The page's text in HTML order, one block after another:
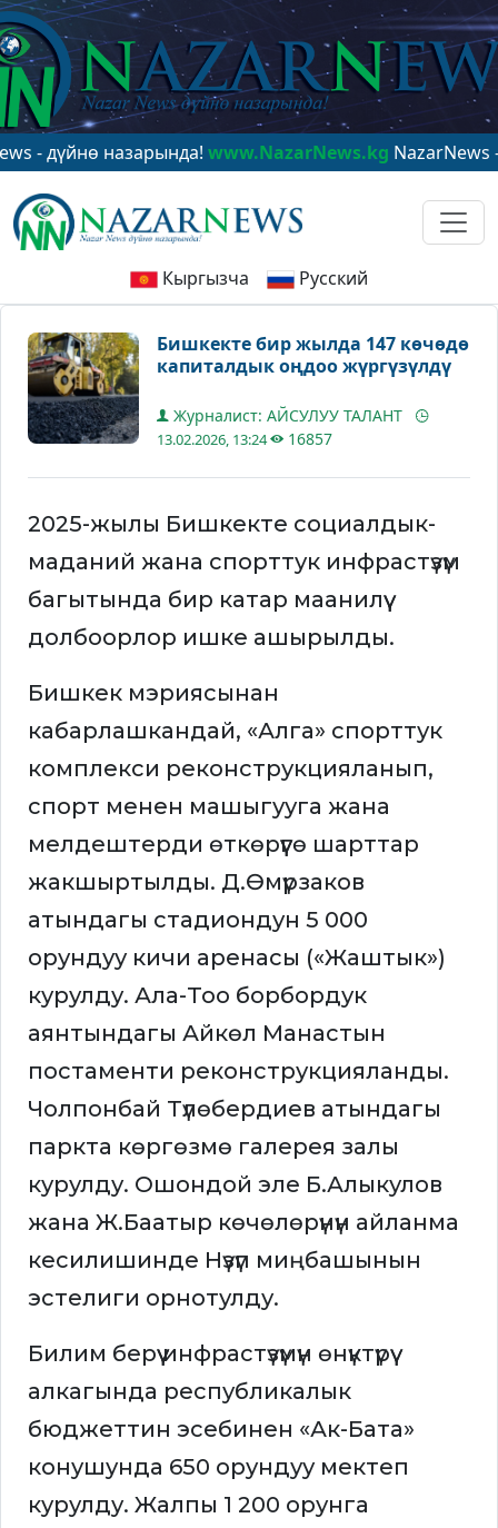
назарында!www.NazarNews.kgNazarNews - в
Кыргызча Русский
Бишкекте бир жылда 147 көчөдө
капиталдык оңдоо жүргүзүлдү
Журналист: АЙСУЛУУ ТАЛАНТ
13.02.2026, 13:24 16857
2025-жылы Бишкекте социалдык-
маданий жана спорттук инфрастүзүм
багытында бир катар маанилүү
долбоорлор ишке ашырылды.
Бишкек мэриясынан
кабарлашкандай, «Алга» спорттук
комплекси реконструкцияланып,
спорт менен машыгууга жана
мелдештерди өткөрүүгө шарттар
жакшыртылды. Д.Өмүрзаков
атындагы стадиондун 5 000
орундуу кичи аренасы («Жаштык»)
курулду. Ала-Тоо борбордук
аянтындагы Айкөл Манастын
постаменти реконструкцияланды.
Чолпонбай Түлөбердиев атындагы
паркта көргөзмө галерея залы
курулду. Ошондой эле Б.Алыкулов
жана Ж.Баатыр көчөлөрүнүн айланма
кесилишинде Нүзүп миңбашынын
эстелиги орнотулду.
Билим берүү инфрастүзүмүн өнүктүрүү
алкагында республикалык
бюджеттин эсебинен «Ак-Бата»
конушунда 650 орундуу мектеп
курулду. Жалпы 1 200 орунга